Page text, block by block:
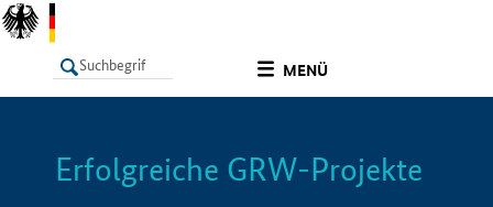
MENÜ
LISTE Info
Erfolgreiche GRW-Projekte